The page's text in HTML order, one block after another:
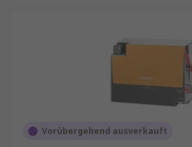
Vorübergehend ausverkauft